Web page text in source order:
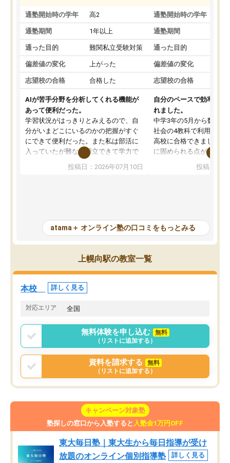
通塾開始時の学年 高2
通塾期間 1年以上
通った目的 難関私立受験対策
偏差値の変化 上がった
志望校の合格 合格した
AIが苦手分野を分析してくれる機能が
あって便利だった。
学習状況がはっきりとみえるので、自
分がいまどこにいるのかの把握がすぐ
にできて便利だった。また私は部活に
入っていたが難なく両立できて学力で
も部活でも結果を残すことができてよ
かった。また問題演習の際に、自分が
が、自分で自分の管理ができない人に
とっては難しい部分もあるのではない
かと思った。
投稿日：2026年07月10日
通塾開始時の学年
通塾期間
通った目的
偏差値の変化
志望校の合格
自分のペースで効率よく
れました。
中学3年の5月から数学・
社会の4教科で利用し、
高校に合格できました。
に固められる点が魅力で
項目のおかげで、手軽
元数が可視化されるので
しながら意欲的に取り組
常に効果を実感している
すめできる塾です。
投稿日：
atama＋ オンライン塾の口コミをもっとみる
上幌向駅の教室一覧
本校 詳しく見る
対応エリア 全国
無料体験を申し込む
無料
（リストに追加する）
資料を請求する
無料
（リストに追加する）
キャンペーン対象塾
塾探しの窓口から入塾すると 入塾金1万円OFF
東大毎日塾｜東大生から毎日指導が受け
放題のオンライン個別指導塾
詳しく見る